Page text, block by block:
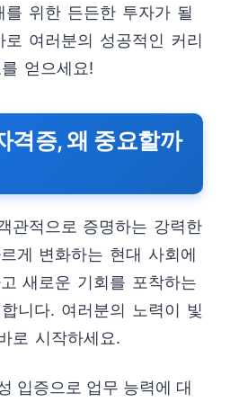
위한 든든한 투자가 될
여러분의 성공적인 커리
얻으세요!
격증, 왜 중요할까
관적으로 증명하는 강력한
게 변화하는 현대 사회에
새로운 기회를 포착하는
니다. 여러분의 노력이 빛
로 시작하세요.
입증으로 업무 능력에 대